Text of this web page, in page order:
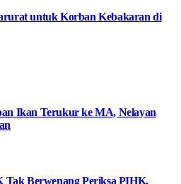
untuk Korban Kebakaran di
Ikan Terukur ke MA, Nelayan
Tak Berwenang Periksa PIHK,